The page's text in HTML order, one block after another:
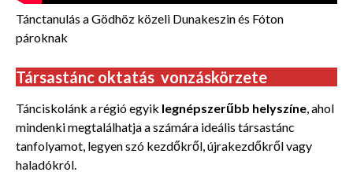
Tánctanulás a Gödhöz közeli Dunakeszin és Fóton
pároknak
Társastánc oktatás vonzáskörzete
Tánciskolánk a régió egyik legnépszerűbb helyszíne , ahol
mindenki megtalálhatja a számára ideális társastánc
tanfolyamot, legyen szó kezdőkről, újrakezdőkről vagy
haladókról.